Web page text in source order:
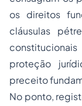
os direitos
cláusulas
proteção
preceito
No ponto,